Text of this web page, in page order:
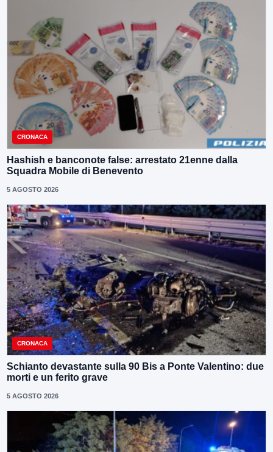
CRONACA
Hashish e banconote false: arrestato 21enne dalla
Squadra Mobile di Benevento
5 AGOSTO 2026
CRONACA
Schianto devastante sulla 90 Bis a Ponte Valentino: due
morti e un ferito grave
5 AGOSTO 2026